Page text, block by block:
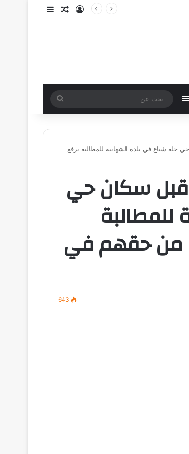
تسجيل الدخول
مقال عشوائي
إضافة عمود جانبي
عن
شباع في بلدة الشهابية للمطالبة برفع
قبل سكان حي
من حقهم في
643